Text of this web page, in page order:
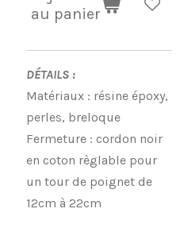
au panier
DÉTAILS :
Matériaux : résine époxy,
perles, breloque
Fermeture : cordon noir
en coton règlable pour
un tour de poignet de
12cm à 22cm